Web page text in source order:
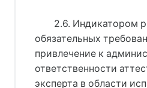
2.6. Индикатором
обязательных
привлечение к
ответственности
эксперта в области